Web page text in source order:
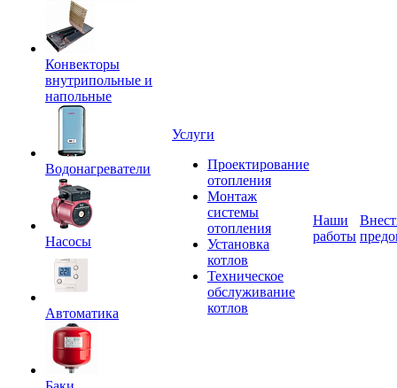
Конвекторы
внутрипольные и
напольные
Водонагреватели
Насосы
Автоматика
Услуги
Проектирование
отопления
Монтаж
системы
отопления
Установка
котлов
Техническое
обслуживание
котлов
Наши
работы